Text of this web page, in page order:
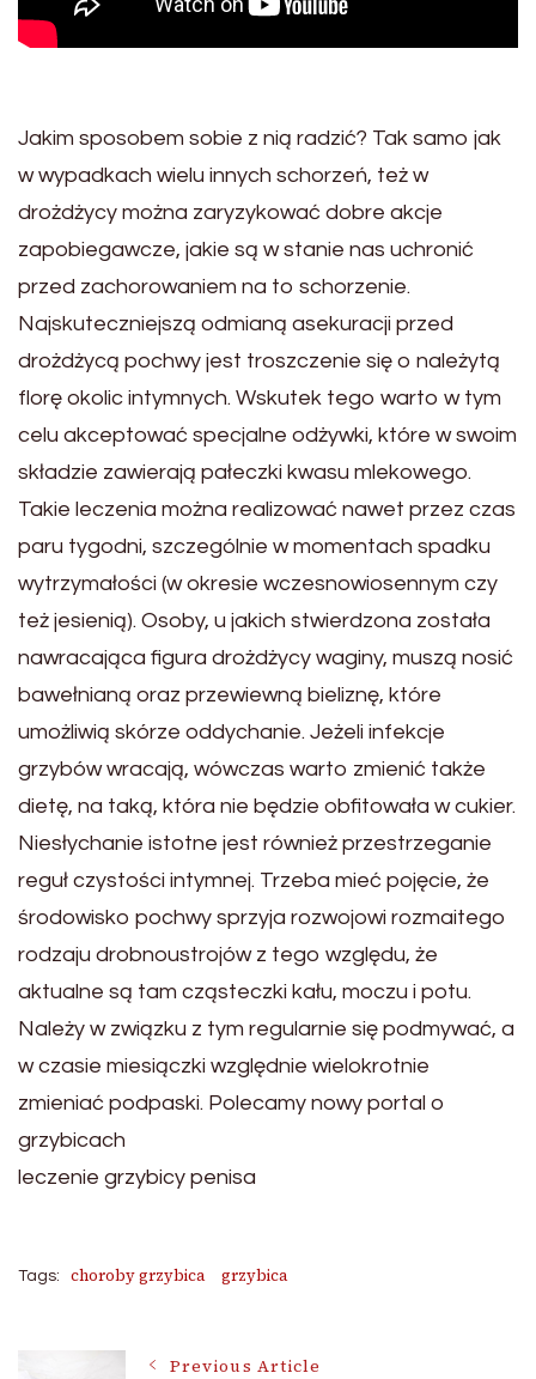
Jakim sposobem sobie z nią radzić? Tak samo jak
w wypadkach wielu innych schorzeń, też w
drożdżycy można zaryzykować dobre akcje
zapobiegawcze, jakie są w stanie nas uchronić
przed zachorowaniem na to schorzenie.
Najskuteczniejszą odmianą asekuracji przed
drożdżycą pochwy jest troszczenie się o należytą
florę okolic intymnych. Wskutek tego warto w tym
celu akceptować specjalne odżywki, które w swoim
składzie zawierają pałeczki kwasu mlekowego.
Takie leczenia można realizować nawet przez czas
paru tygodni, szczególnie w momentach spadku
wytrzymałości (w okresie wczesnowiosennym czy
też jesienią). Osoby, u jakich stwierdzona została
nawracająca figura drożdżycy waginy, muszą nosić
bawełnianą oraz przewiewną bieliznę, które
umożliwią skórze oddychanie. Jeżeli infekcje
grzybów wracają, wówczas warto zmienić także
dietę, na taką, która nie będzie obfitowała w cukier.
Niesłychanie istotne jest również przestrzeganie
reguł czystości intymnej. Trzeba mieć pojęcie, że
środowisko pochwy sprzyja rozwojowi rozmaitego
rodzaju drobnoustrojów z tego względu, że
aktualne są tam cząsteczki kału, moczu i potu.
Należy w związku z tym regularnie się podmywać, a
w czasie miesiączki względnie wielokrotnie
zmieniać podpaski. Polecamy nowy portal o
grzybicach
leczenie grzybicy penisa
Tags: choroby grzybica grzybica
Previous Article